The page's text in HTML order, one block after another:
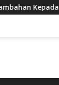
Kepala